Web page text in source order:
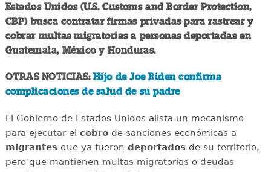
Estados Unidos (U.S. Customs and Border Protection,
CBP) busca contratar firmas privadas para rastrear y
cobrar multas migratorias a personas deportadas en
Guatemala, México y Honduras.
OTRAS NOTICIAS:Hijo de Joe Biden confirma
complicaciones de salud de su padre
El Gobierno de Estados Unidos alista un mecanismo
para ejecutar el cobrode sanciones económicas a
migrantesque ya fueron deportadosde su territorio,
pero que mantienen multas migratorias o deudas